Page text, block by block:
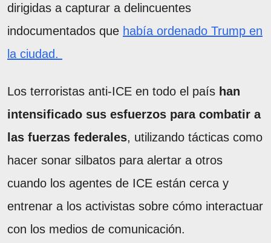
dirigidas a capturar a delincuentes
indocumentados que había ordenado Trump en
la ciudad.
Los terroristas anti-ICE en todo el país han
intensificado sus esfuerzos para combatir a
las fuerzas federales, utilizando tácticas como
hacer sonar silbatos para alertar a otros
cuando los agentes de ICE están cerca y
entrenar a los activistas sobre cómo interactuar
con los medios de comunicación.